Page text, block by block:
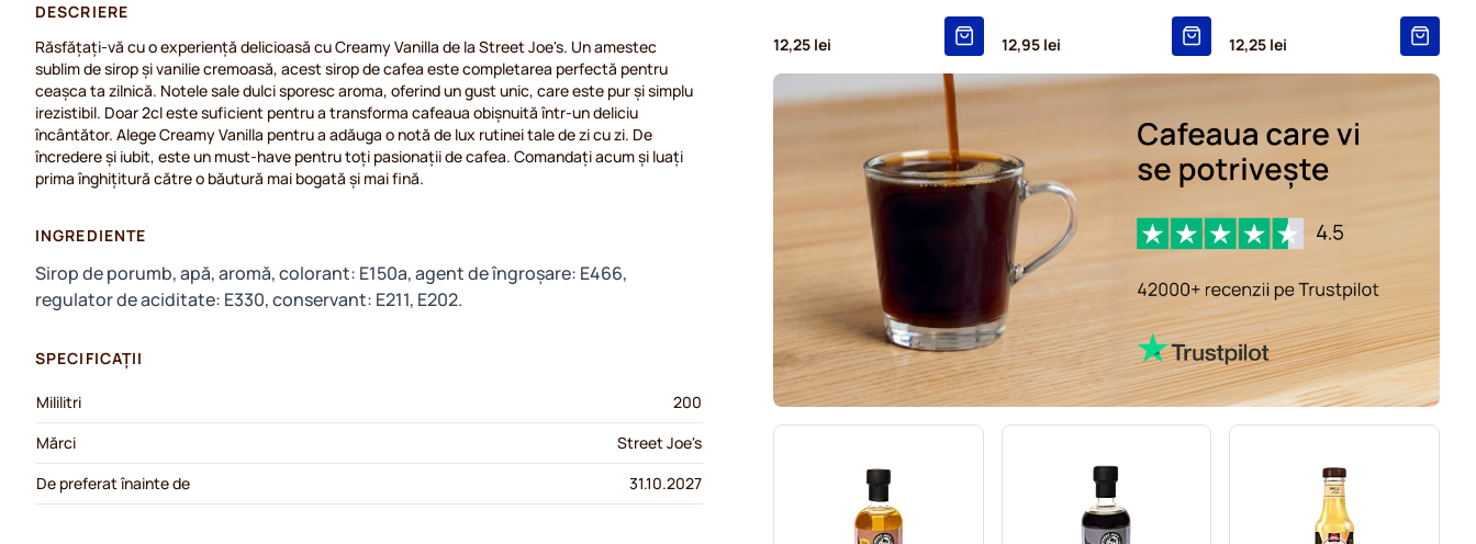
12,25 lei 12,95 lei 12,25 lei
DESCRIERE
Răsfățați-vă cu o experiență delicioasă cu Creamy Vanilla de la Street Joe's. Un amestec
sublim de sirop și vanilie cremoasă, acest sirop de cafea este completarea perfectă pentru
ceașca ta zilnică. Notele sale dulci sporesc aroma, oferind un gust unic, care este pur și simplu
irezistibil. Doar 2cl este suficient pentru a transforma cafeaua obișnuită într-un deliciu
încântător. Alege Creamy Vanilla pentru a adăuga o notă de lux rutinei tale de zi cu zi. De
încredere și iubit, este un must-have pentru toți pasionații de cafea. Comandați acum și luați
prima înghițitură către o băutură mai bogată și mai fină.
INGREDIENTE
Sirop de porumb, apă, aromă, colorant: E150a, agent de îngroșare: E466,
regulator de aciditate: E330, conservant: E211, E202.
SPECIFICAȚII
Mililitri
200
Mărci
Street Joe's
De preferat înainte de
31.10.2027